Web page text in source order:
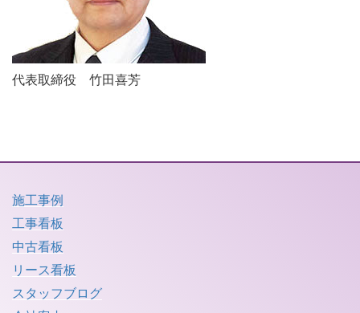
代表取締役 竹田喜芳
施工事例
工事看板
中古看板
リース看板
スタッフブログ